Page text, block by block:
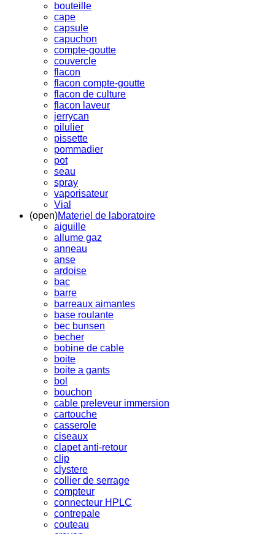
bouteille
cape
capsule
capuchon
compte-goutte
couvercle
flacon
flacon compte-goutte
flacon de culture
flacon laveur
jerrycan
pilulier
pissette
pommadier
pot
seau
spray
vaporisateur
Vial
(open)Materiel de laboratoire
aiguille
allume gaz
anneau
anse
ardoise
bac
barre
barreaux aimantes
base roulante
bec bunsen
becher
bobine de cable
boite
boite a gants
bol
bouchon
cable preleveur immersion
cartouche
casserole
ciseaux
clapet anti-retour
clip
clystere
collier de serrage
compteur
connecteur HPLC
contrepale
couteau